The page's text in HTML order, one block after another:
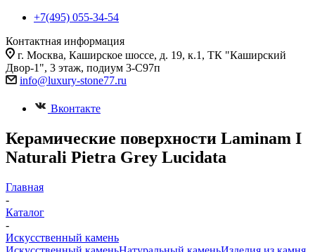
+7(495) 055-34-54
Контактная информация
г. Москва, Каширское шоссе, д. 19, к.1, ТК "Каширский
Двор-1", 3 этаж, подиум 3-С97п
info@luxury-stone77.ru
Вконтакте
Керамические поверхности Laminam I
Naturali Pietra Grey Lucidata
Главная
-
Каталог
-
Искусственный камень